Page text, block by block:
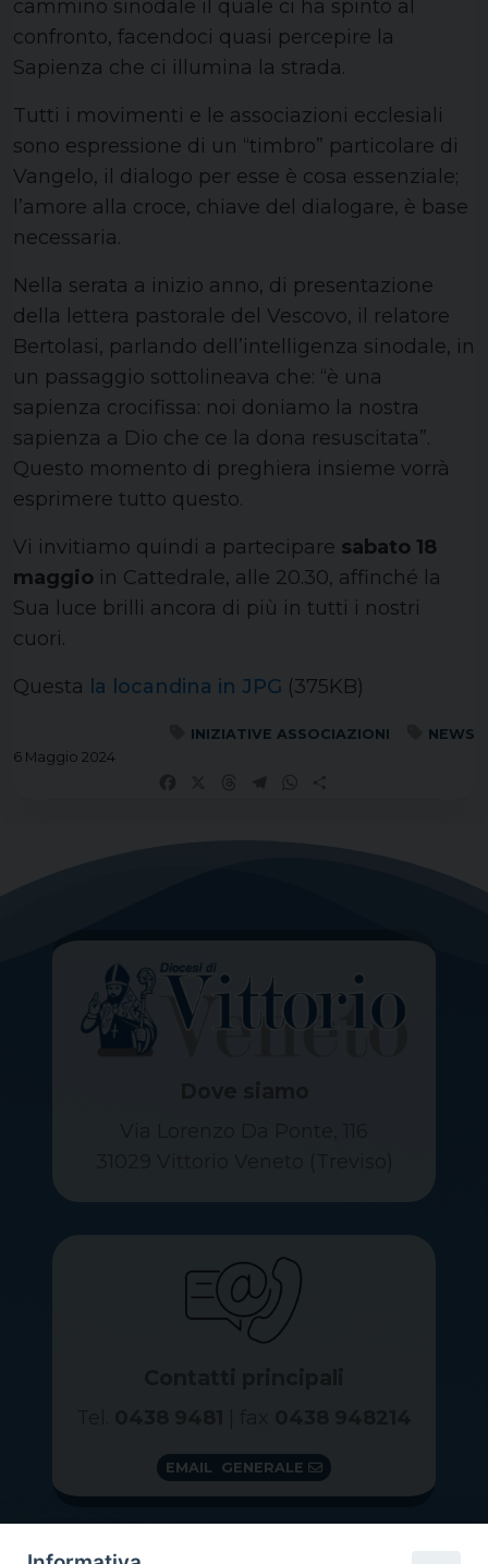
cammino sinodale il quale ci ha spinto al
confronto, facendoci quasi percepire la
Sapienza che ci illumina la strada.
Tutti i movimenti e le associazioni ecclesiali
sono espressione di un “timbro” particolare di
Vangelo, il dialogo per esse è cosa essenziale;
l’amore alla croce, chiave del dialogare, è base
necessaria.
Nella serata a inizio anno, di presentazione
della lettera pastorale del Vescovo, il relatore
Bertolasi, parlando dell’intelligenza sinodale, in
un passaggio sottolineava che: “è una
sapienza crocifissa: noi doniamo la nostra
sapienza a Dio che ce la dona resuscitata”.
Questo momento di preghiera insieme vorrà
esprimere tutto questo.
Vi invitiamo quindi a partecipare sabato 18
maggio in Cattedrale, alle 20.30, affinché la
Sua luce brilli ancora di più in tutti i nostri
cuori.
Questa la locandina in JPG (375KB)
INIZIATIVE ASSOCIAZIONI
NEWS
6 Maggio 2024
EMAIL GENERALE